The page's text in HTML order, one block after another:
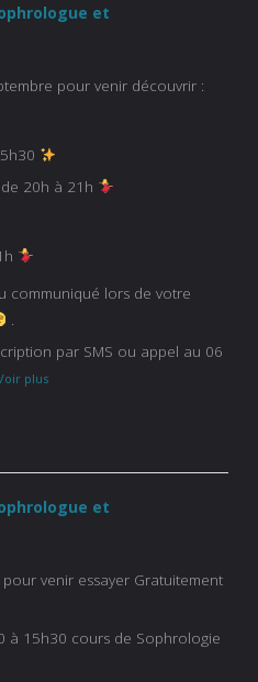
et
pour venir découvrir :
20h à 21h
communiqué lors de votre
.
par SMS ou appel au 06
plus
et
venir essayer Gratuitement
à 15h30 cours de Sophrologie